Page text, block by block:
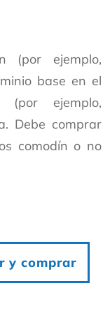
(por ejemplo,
base en el
ejemplo,
Debe comprar
comodín o no
y comprar